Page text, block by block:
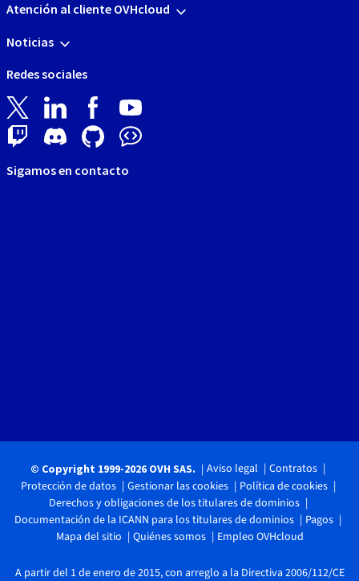
Atención al cliente OVHcloud
Noticias
Redes sociales
Sigamos en contacto
© Copyright 1999-2026 OVH SAS. Aviso legal
Contratos
Protección de datos
Gestionar las cookies
Política de cookies
Derechos y obligaciones de los titulares de dominios
Documentación de la ICANN para los titulares de dominios
Pagos
Mapa del sitio
Quiénes somos Empleo OVHcloud
A partir del 1 de enero de 2015, con arreglo a la Directiva 2006/112/CE